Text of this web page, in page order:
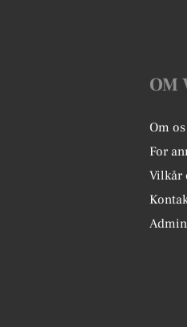
OM
Om os
For
Vilkår